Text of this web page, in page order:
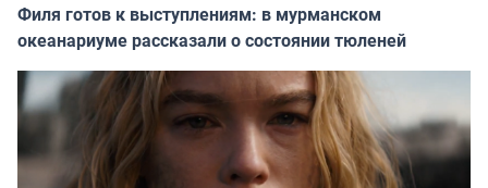
Филя готов к выступлениям: в мурманском
океанариуме рассказали о состоянии тюленей